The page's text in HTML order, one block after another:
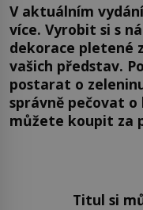
V aktuálním
více. Vyrobit si s
dekorace pletené
vašich představ.
postarat o
správně pečovat o
můžete koupit za
Titul si